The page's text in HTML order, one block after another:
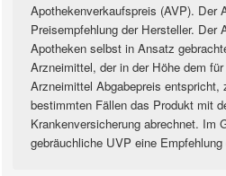
Apothekenverkaufspreis (AVP). Der
Preisempfehlung der Hersteller. Der
Apotheken selbst in Ansatz
Arzneimittel, der in der Höhe dem
Arzneimittel Abgabepreis entspricht,
bestimmten Fällen das Produkt mit
Krankenversicherung abrechnet. Im
gebräuchliche UVP eine Empfehlung